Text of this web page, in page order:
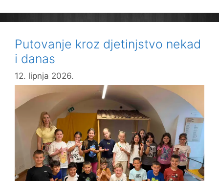
Putovanje kroz djetinjstvo nekad
i danas
12. lipnja 2026.